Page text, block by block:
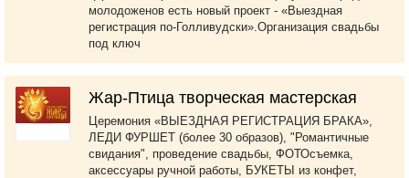
молодоженов есть новый проект - «Выездная
регистрация по-Голливудски».Организация свадьбы
под ключ
Жар-Птица творческая мастерская
Церемония «ВЫЕЗДНАЯ РЕГИСТРАЦИЯ БРАКА»,
ЛЕДИ ФУРШЕТ (более 30 образов), "Романтичные
свидания", проведение свадьбы, ФОТОсъемка,
аксессуары ручной работы, БУКЕТЫ из конфет,